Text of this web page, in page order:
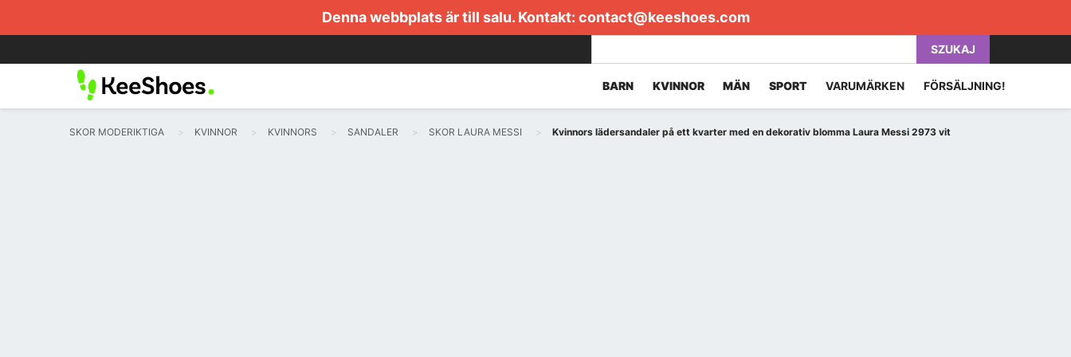
Denna webbplats är till salu. Kontakt: contact@keeshoes.com
SZUKAJ
BARN KVINNOR MÄN SPORT VARUMÄRKEN FÖRSÄLJNING!
SKOR MODERIKTIGA KVINNOR KVINNORS SANDALER SKOR LAURA MESSI Kvinnors lädersandaler på ett kvarter med en dekorativ blomma Laura Messi 2973 vit